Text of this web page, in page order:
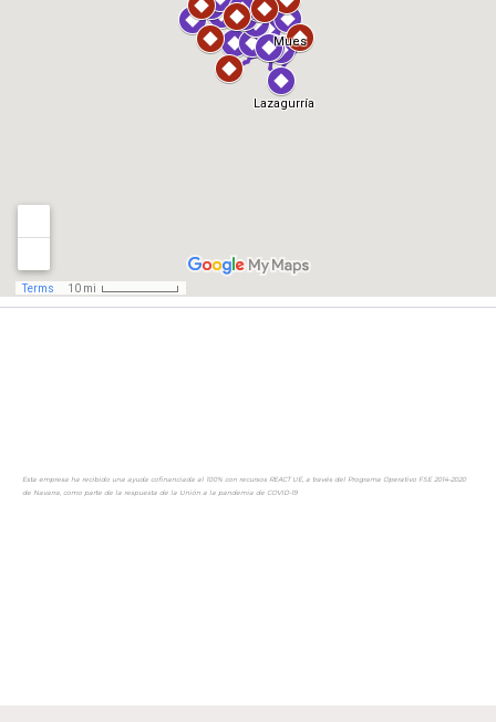
Esta empresa ha recibido una ayuda cofinanciada al 100% con recursos REACT UE, a través del Programa Operativo FSE 2014-2020
de Navarra, como parte de la respuesta de la Unión a la pandemia de COVID-19